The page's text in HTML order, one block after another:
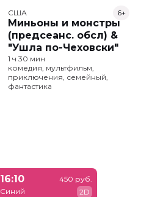
США
Миньоны и монстры
(предсеанс. обсл) &
"Ушла по-Чеховски"
6+
1 ч 30 мин
комедия, мультфильм,
приключения, семейный,
фантастика
16:10
Синий
450 руб.
2D